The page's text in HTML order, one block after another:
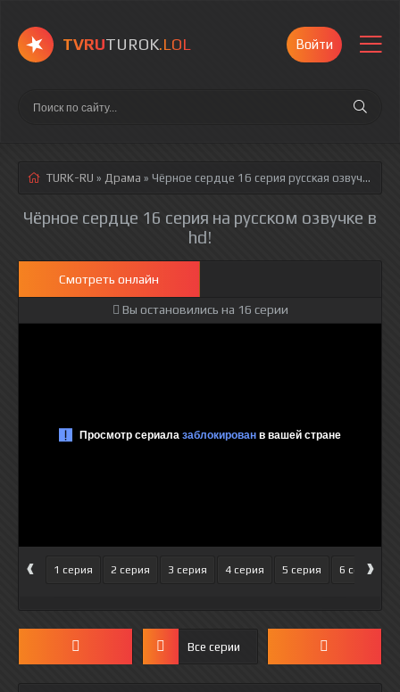
TVRUTUROK.LOL Войти
TURK-RU » Драма » Чёрное сердце 16 серия русская озвучка полностью смотреть онлайн!
Чёрное сердце 16 серия на русском озвучке в
hd!
Смотреть онлайн
Вы остановились на 16 серии
‹ 1 серия 2 серия 3 серия 4 серия 5 серия 6 серия
›
Все серии